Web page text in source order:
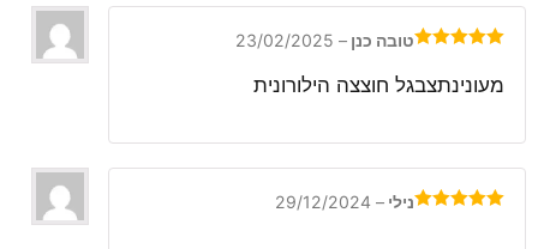
5
טובה כנן –
23/02/2025
מעונינתצבגל חוצצה הילורונית
נילי –
29/12/2024